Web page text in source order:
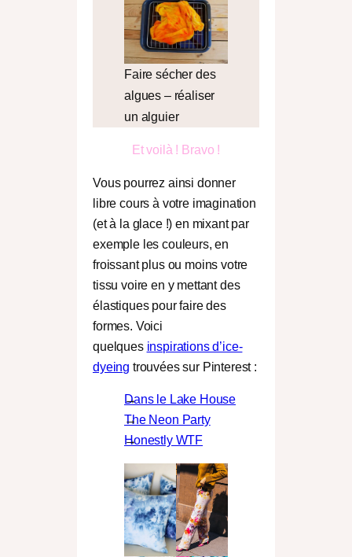
Faire sécher des
algues – réaliser
un alguier
Et voilà ! Bravo !
Vous pourrez ainsi donner
libre cours à votre imagination
(et à la glace !) en mixant par
exemple les couleurs, en
froissant plus ou moins votre
tissu voire en y mettant des
élastiques pour faire des
formes. Voici
quelques inspirations d’ice-
dyeing trouvées sur Pinterest :
Dans le Lake House
The Neon Party
Honestly WTF